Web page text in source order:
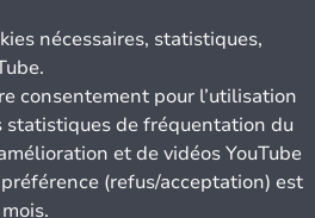
nécessaires, statistiques,
consentement pour l’utilisation
statistiques de fréquentation du
et de vidéos YouTube
(refus/acceptation) est